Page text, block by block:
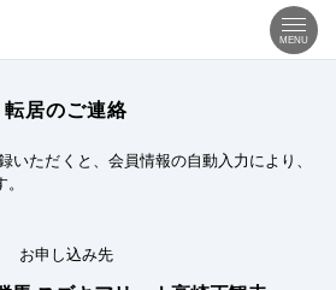
MENU
転居のご連絡
いただくと、会員情報の自動入力により、
お申し込み先